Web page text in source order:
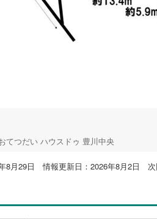
てつだい ハウスドゥ 豊川中央
8月29日 情報更新日：2026年8月2日 次